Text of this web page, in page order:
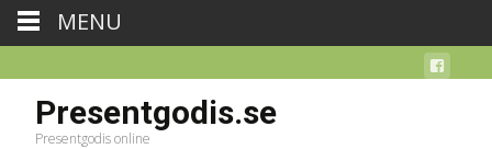
Presentgodis.se
Presentgodis online
MENU